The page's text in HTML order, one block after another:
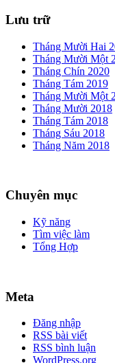
Lưu trữ
Tháng Mười Hai
Tháng Mười Một
Tháng Chín 2020
Tháng Tám 2019
Tháng Mười Một
Tháng Mười 2018
Tháng Tám 2018
Tháng Sáu 2018
Tháng Năm 2018
Chuyên mục
Kỹ năng
Tìm việc làm
Tổng Hợp
Meta
Đăng nhập
RSS bài viết
RSS bình luận
WordPress.org